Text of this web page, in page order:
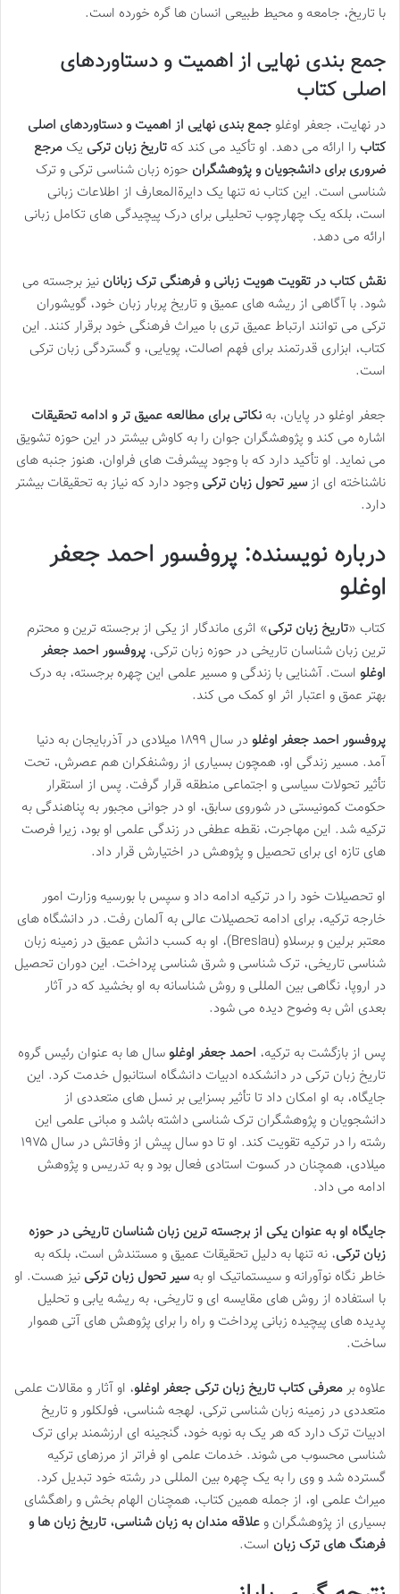
با تاریخ، جامعه و محیط طبیعی انسان ها گره خورده است.
جمع بندی نهایی از اهمیت و دستاوردهای
اصلی کتاب
در نهایت، جعفر اوغلو جمع بندی نهایی از اهمیت و دستاوردهای اصلی
کتاب را ارائه می دهد. او تأکید می کند که تاریخ زبان ترکی یک مرجع
ضروری برای دانشجویان و پژوهشگران حوزه زبان شناسی ترکی و ترک
شناسی است. این کتاب نه تنها یک دایرةالمعارف از اطلاعات زبانی
است، بلکه یک چهارچوب تحلیلی برای درک پیچیدگی های تکامل زبانی
ارائه می دهد.
نقش کتاب در تقویت هویت زبانی و فرهنگی ترک زبانان نیز برجسته می
شود. با آگاهی از ریشه های عمیق و تاریخ پربار زبان خود، گویشوران
ترکی می توانند ارتباط عمیق تری با میراث فرهنگی خود برقرار کنند. این
کتاب، ابزاری قدرتمند برای فهم اصالت، پویایی، و گستردگی زبان ترکی
است.
جعفر اوغلو در پایان، به نکاتی برای مطالعه عمیق تر و ادامه تحقیقات
اشاره می کند و پژوهشگران جوان را به کاوش بیشتر در این حوزه تشویق
می نماید. او تأکید دارد که با وجود پیشرفت های فراوان، هنوز جنبه های
ناشناخته ای ازسیر تحول زبان ترکی وجود دارد که نیاز به تحقیقات بیشتر
دارد.
درباره نویسنده: پروفسور احمد جعفر
اوغلو
کتاب «تاریخ زبان ترکی» اثری ماندگار از یکی از برجسته ترین و محترم
ترین زبان شناسان تاریخی در حوزه زبان ترکی، پروفسور احمد جعفر
اوغلو است. آشنایی با زندگی و مسیر علمی این چهره برجسته، به درک
بهتر عمق و اعتبار اثر او کمک می کند.
پروفسور احمد جعفر اوغلو
در سال ۱۸۹۹ میلادی در آذربایجان به دنیا
آمد. مسیر زندگی او، همچون بسیاری از روشنفکران هم عصرش، تحت
تأثیر تحولات سیاسی و اجتماعی منطقه قرار گرفت. پس از استقرار
حکومت کمونیستی در شوروی سابق، او در جوانی مجبور به پناهندگی به
ترکیه شد. این مهاجرت، نقطه عطفی در زندگی علمی او بود، زیرا فرصت
های تازه ای برای تحصیل و پژوهش در اختیارش قرار داد.
او تحصیلات خود را در ترکیه ادامه داد و سپس با بورسیه وزارت امور
خارجه ترکیه، برای ادامه تحصیلات عالی به آلمان رفت. در دانشگاه های
معتبر برلین و برسلاو (Breslau)، او به کسب دانش عمیق در زمینه زبان
شناسی تاریخی، ترک شناسی و شرق شناسی پرداخت. این دوران تحصیل
در اروپا، نگاهی بین المللی و روش شناسانه به او بخشید که در آثار
بعدی اش به وضوح دیده می شود.
پس از بازگشت به ترکیه، احمد جعفر اوغلو سال ها به عنوان رئیس گروه
تاریخ زبان ترکی در دانشکده ادبیات دانشگاه استانبول خدمت کرد. این
جایگاه، به او امکان داد تا تأثیر بسزایی بر نسل های متعددی از
دانشجویان و پژوهشگران ترک شناسی داشته باشد و مبانی علمی این
رشته را در ترکیه تقویت کند. او تا دو سال پیش از وفاتش در سال ۱۹۷۵
میلادی، همچنان در کسوت استادی فعال بود و به تدریس و پژوهش
ادامه می داد.
جایگاه او به عنوان یکی از برجسته ترین زبان شناسان تاریخی در حوزه
زبان ترکی، نه تنها به دلیل تحقیقات عمیق و مستندش است، بلکه به
خاطر نگاه نوآورانه و سیستماتیک او بهسیر تحول زبان ترکی نیز هست. او
با استفاده از روش های مقایسه ای و تاریخی، به ریشه یابی و تحلیل
پدیده های پیچیده زبانی پرداخت و راه را برای پژوهش های آتی هموار
ساخت.
علاوه برمعرفی کتاب تاریخ زبان ترکی جعفر اوغلو، او آثار و مقالات علمی
متعددی در زمینه زبان شناسی ترکی، لهجه شناسی، فولکلور و تاریخ
ادبیات ترک دارد که هر یک به نوبه خود، گنجینه ای ارزشمند برای ترک
شناسی محسوب می شوند. خدمات علمی او فراتر از مرزهای ترکیه
گسترده شد و وی را به یک چهره بین المللی در رشته خود تبدیل کرد.
میراث علمی او، از جمله همین کتاب، همچنان الهام بخش و راهگشای
بسیاری از پژوهشگران و علاقه مندان به زبان شناسی، تاریخ زبان ها و
فرهنگ های ترک زبان است.